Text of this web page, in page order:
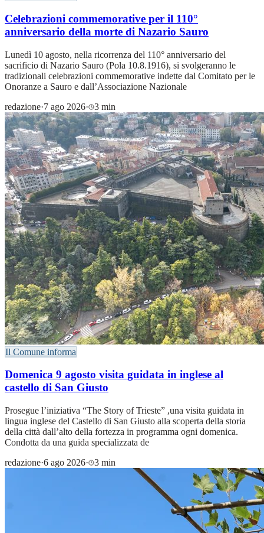
Celebrazioni commemorative per il 110°
anniversario della morte di Nazario Sauro
Lunedì 10 agosto, nella ricorrenza del 110° anniversario del
sacrificio di Nazario Sauro (Pola 10.8.1916), si svolgeranno le
tradizionali celebrazioni commemorative indette dal Comitato per le
Onoranze a Sauro e dall’Associazione Nazionale
redazione·7 ago 2026· 3 min
Il Comune informa
Domenica 9 agosto visita guidata in inglese al
castello di San Giusto
Prosegue l’iniziativa “The Story of Trieste” ,una visita guidata in
lingua inglese del Castello di San Giusto alla scoperta della storia
della città dall’alto della fortezza in programma ogni domenica.
Condotta da una guida specializzata de
redazione·6 ago 2026· 3 min